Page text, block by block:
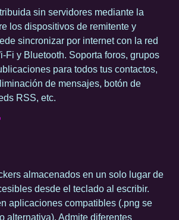
sin servidores mediante la
los dispositivos de remitente y
sincronizar por internet con la red
Fi y Bluetooth. Soporta foros, grupos
para todos tus contactos,
de mensajes, botón de
RSS, etc.
almacenados en un solo lugar de
desde el teclado al escribir.
aplicaciones compatibles (.png se
alternativa). Admite diferentes